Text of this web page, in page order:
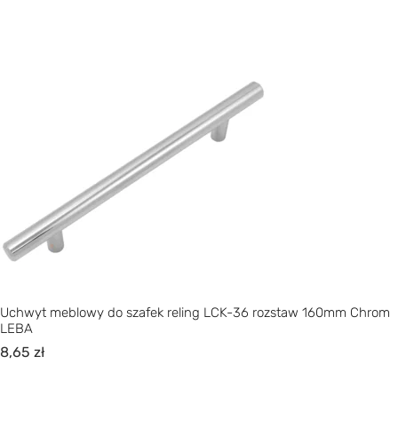
Uchwyt meblowy do szafek reling LCK-36 rozstaw 160mm Chrom
LEBA
8,65 zł